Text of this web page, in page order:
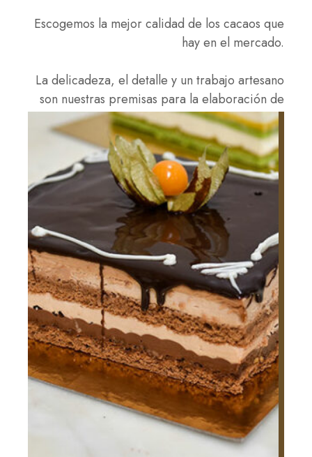
Escogemos la mejor calidad de los cacaos que
hay en el mercado.
La delicadeza, el detalle y un trabajo artesano
son nuestras premisas para la elaboración de
estas delicias.